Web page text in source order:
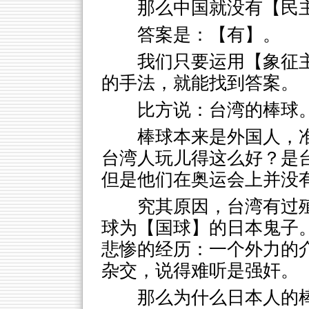
那么中国就没有【民
答案是：【有】。
我们只要运用【象征
的手法，就能找到答案。
比方说：台湾的棒球
棒球本来是外国人，
台湾人玩儿得这么好？是
但是他们在奥运会上并没
究其原因，台湾有过
球为【国球】的日本鬼子
悲惨的经历：一个外力的
杂交，说得难听是强奸。
那么为什么日本人的